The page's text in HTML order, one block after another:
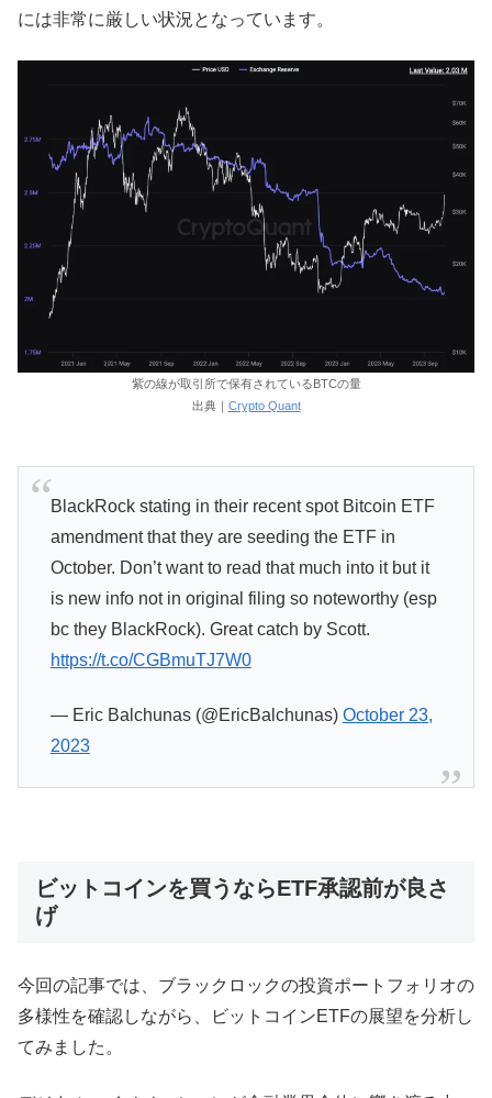
には非常に厳しい状況となっています。
紫の線が取引所で保有されているBTCの量
出典｜ Crypto Quant
BlackRock stating in their recent spot Bitcoin ETF
amendment that they are seeding the ETF in
October. Don’t want to read that much into it but it
is new info not in original filing so noteworthy (esp
bc they BlackRock). Great catch by Scott.
https://t.co/CGBmuTJ7W0
— Eric Balchunas (@EricBalchunas) October 23,
2023
ビットコインを買うならETF承認前が良さ
げ
今回の記事では、ブラックロックの投資ポートフォリオの
多様性を確認しながら、ビットコインETFの展望を分析し
てみました。